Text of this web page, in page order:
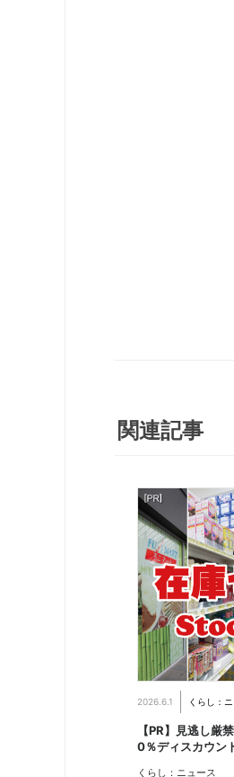
関連記事
2026.6.1 くらし：
【PR】見逃し厳
0％ディスカウン
くらし：ニュース